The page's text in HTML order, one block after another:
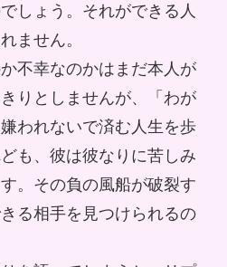
しょう。それができる人
ません。
不幸なのかはまだ本人が
りとしませんが、「わが
われないで済む人生を歩
も、彼は彼なりに苦しみ
。その負の風船が破裂す
る相手を見つけられるの